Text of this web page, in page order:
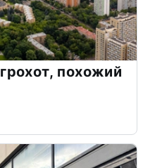
похожий